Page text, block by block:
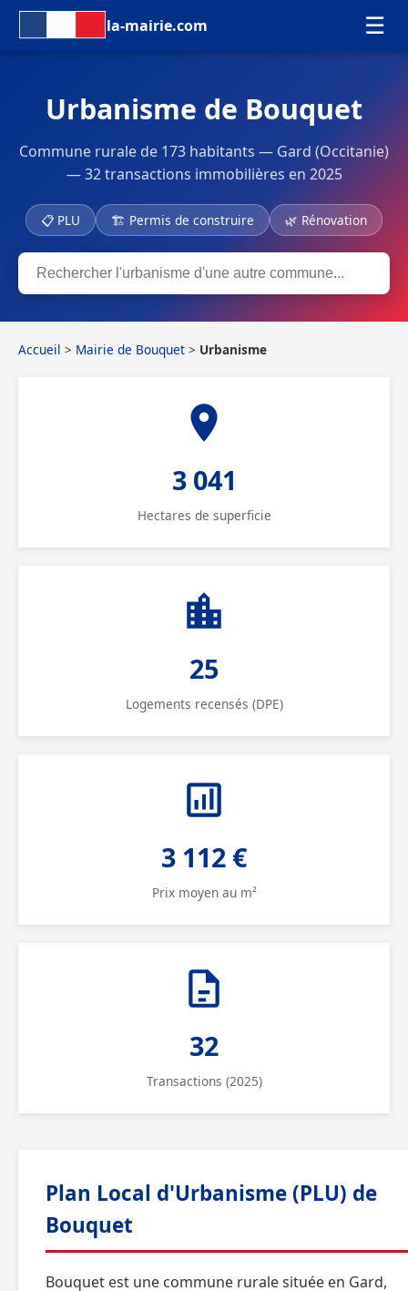
la-mairie.com ☰
Urbanisme de Bouquet
Commune rurale de 173 habitants — Gard (Occitanie)
— 32 transactions immobilières en 2025
📋 PLU 🏗 Permis de construire 🌿 Rénovation
Accueil > Mairie de Bouquet > Urbanisme
3 041
Hectares de superficie
25
Logements recensés (DPE)
3 112 €
Prix moyen au m²
32
Transactions (2025)
Plan Local d'Urbanisme (PLU) de
Bouquet
Bouquet est une commune rurale située en Gard,